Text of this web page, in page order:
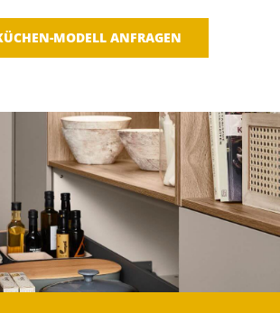
MODELL ANFRAGEN